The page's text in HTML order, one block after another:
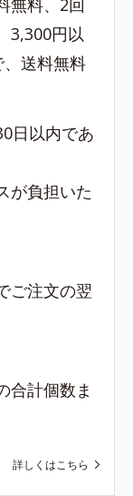
無料、2回
3,300円以
送料無料
日以内であ
が負担いた
ご注文の翌
合計個数ま
詳しくはこちら